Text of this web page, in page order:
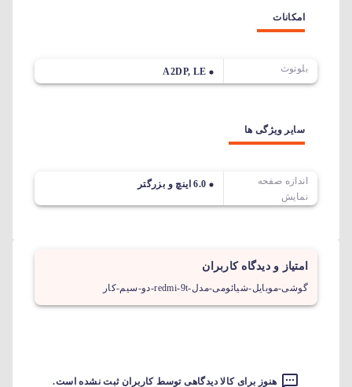
امکانات
بلوتوث A2DP, LE
سایر ویژگی ها
اندازه صفحه
نمایش
6.0 اینچ و بزرگتر
امتیاز و دیدگاه کاربران
گوشی-موبایل-شیائومی-مدل-redmi-9t-دو-سیم-کار
هنوز برای کالا دیدگاهی توسط کاربران ثبت نشده است.